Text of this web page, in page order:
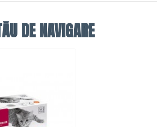
DE NAVIGARE